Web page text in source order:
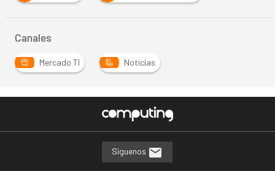
Canales
Mercado TI Noticias
Síguenos